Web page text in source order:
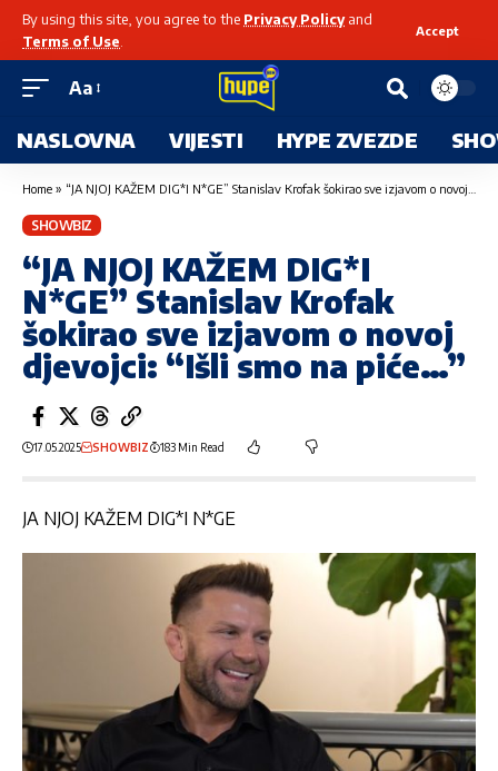
By using this site, you agree to the Privacy Policyand
Terms of Use
Accept
Aa
NASLOVNA VIJESTI HYPE ZVEZDE
Home » “JA NJOJ KAŽEM DIG*I N*GE” Stanislav Krofak šokirao sve izjavom o novoj djevojci: “Išli smo na piće…”
SHOWBIZ
“JA NJOJ KAŽEM DIG*I
N*GE” Stanislav Krofak
šokirao sve izjavom o novoj
djevojci: “Išli smo na piće…”
17.05.2025 SHOWBIZ 183 Min Read
JA NJOJ KAŽEM DIG*I N*GE